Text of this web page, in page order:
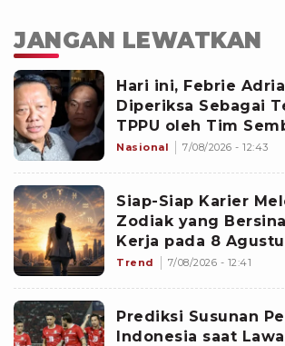
JANGAN LEWATKAN
Hari ini, Febrie
Diperiksa Sebagai
TPPU oleh Tim
Nasional 7/08/2026 - 12:43
Siap-Siap Karier
Zodiak yang
Kerja pada 8
Paling Menonjol
Trend 7/08/2026 - 12:41
Prediksi Susunan
Indonesia saat